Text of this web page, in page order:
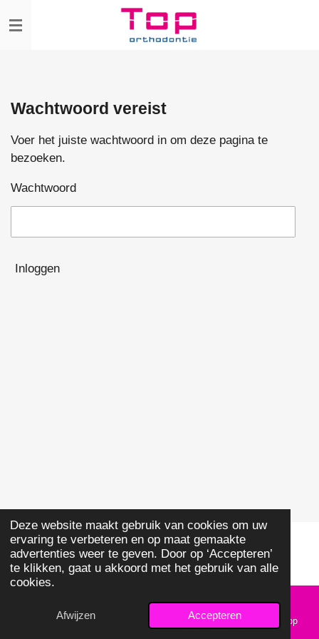
Deze website maakt gebruik van cookies om uw
ervaring te verbeteren en op maat gemaakte
advertenties weer te geven. Door op ‘Accepteren’
te klikken, gaat u akkoord met het gebruik van alle
cookies.
Afwijzen Accepteren
direct
Wachtwoord vereist
Voer het juiste wachtwoord in om deze pagina te
bezoeken.
Wachtwoord
Inloggen
© 2024 TOP Orthodontie
E-mailadres Kaart WhatsApp